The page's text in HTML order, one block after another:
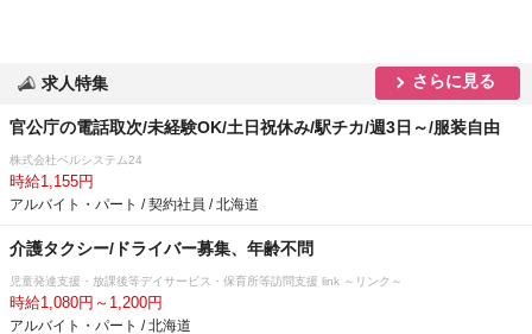
求人特集 さらに見る
官公庁の電話取次/未経験OK/土日祝休み/駅チカ/週3日～/服装自由
株式会社ベルシステム24
時給1,155円
アルバイト・パート / 契約社員 / 北海道
介護タクシー/ドライバー募集、年齢不問
児童発達支援・放課後等デイサービス・保育所等訪問支援 link ～リンク～
時給1,080円～1,200円
アルバイト・パート / 北海道